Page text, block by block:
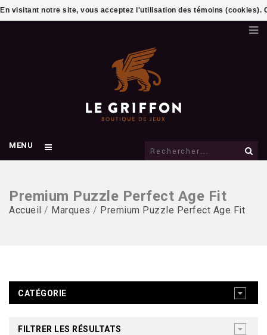
MENU
Premium Puzzle Perfect Age Fit
Accueil / Marques / Premium Puzzle Perfect Age Fit
CATÉGORIE
FILTRER LES RÉSULTATS
En visitant notre site, vous acceptez l'utilisation des témoins